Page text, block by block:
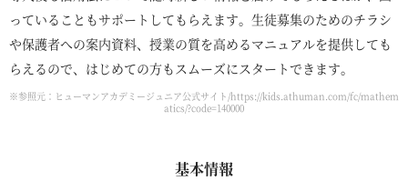
っていることもサポートしてもらえます。生徒募集のためのチラシ
や保護者への案内資料、授業の質を高めるマニュアルを提供しても
らえるので、はじめての方もスムーズにスタートできます。
※参照元：ヒューマンアカデミージュニア公式サイト/https://kids.athuman.com/fc/mathem
atics/?code=140000
基本情報